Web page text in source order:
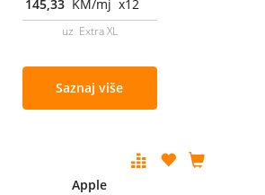
145,33 KM/mj x12
uz Extra XL
Saznaj više
Apple